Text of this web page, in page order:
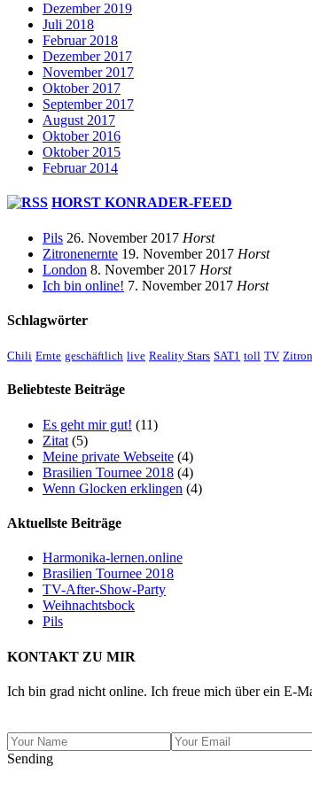
Dezember 2019
Juli 2018
Februar 2018
Dezember 2017
November 2017
Oktober 2017
September 2017
August 2017
Oktober 2016
Oktober 2015
Februar 2014
HORST KONRADER-FEED
Pils 26. November 2017 Horst
Zitronenernte 19. November 2017 Horst
London 8. November 2017 Horst
Ich bin online! 7. November 2017 Horst
Schlagwörter
Chili Ernte geschäftlich live Reality Stars SAT1 toll TV
Beliebteste Beiträge
Es geht mir gut! (11)
Zitat (5)
Meine private Webseite (4)
Brasilien Tournee 2018 (4)
Wenn Glocken erklingen (4)
Aktuellste Beiträge
Harmonika-lernen.online
Brasilien Tournee 2018
TV-After-Show-Party
Weihnachtsbock
Pils
KONTAKT ZU MIR
Ich bin grad nicht online. Ich freue mich über ein E-
Sending